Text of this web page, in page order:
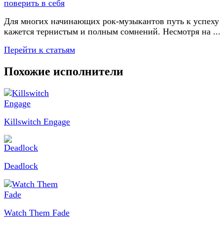
Для многих начинающих рок-музыкантов путь к успеху
кажется тернистым и полным сомнений. Несмотря на ...
Перейти к статьям
Похожие исполнители
Killswitch Engage
Deadlock
Watch Them Fade